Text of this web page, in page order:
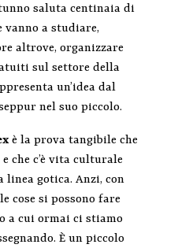
saluta centinaia di
a studiare,
altrove, organizzare
sul settore della
un’idea dal
nel suo piccolo.
è la prova tangibile che
che c’è vita culturale
linea gotica. Anzi, con
cose si possono fare
a cui ormai ci stiamo
È un piccolo